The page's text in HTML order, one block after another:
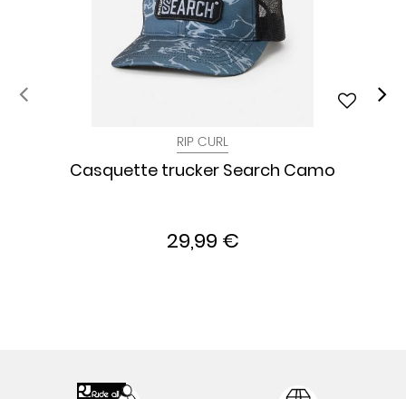
RIP CURL
Casquette trucker Search Camo
29,99 €